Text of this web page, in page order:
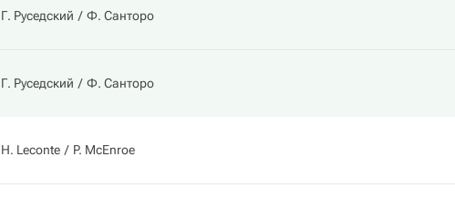
Г. Руседский Ф. Санторо
Г. Руседский Ф. Санторо
H. Leconte P. McEnroe